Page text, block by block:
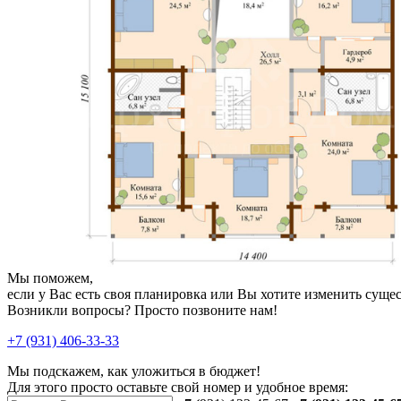
Мы поможем,
если у Вас есть своя планировка или Вы хотите изменить
Возникли вопросы? Просто позвоните нам!
+7 (931) 406-33-33
Мы подскажем, как уложиться в бюджет!
Для этого просто оставьте свой номер и удобное время: